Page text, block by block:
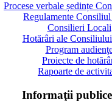
Procese verbale ședințe
Regulamente
Consilieri Locali
Hotărâri ale
Program
Proiecte de
Rapoarte de
Informaţii publice